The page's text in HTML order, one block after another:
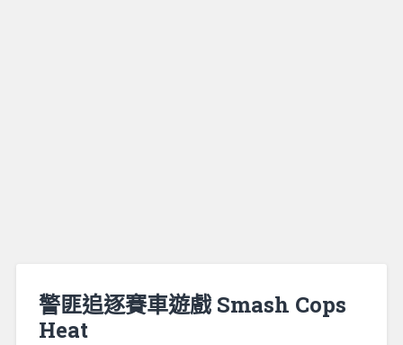
警匪追逐賽車遊戲 Smash Cops
Heat